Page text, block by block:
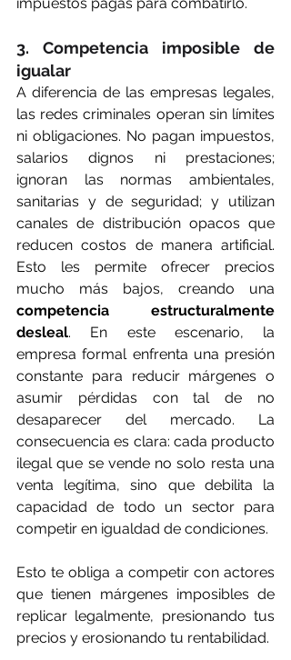
3. Competencia imposible de
igualar
A diferencia de las empresas legales,
las redes criminales operan sin límites
ni obligaciones. No pagan impuestos,
salarios dignos ni prestaciones;
ignoran las normas ambientales,
sanitarias y de seguridad; y utilizan
canales de distribución opacos que
reducen costos de manera artificial.
Esto les permite ofrecer precios
competencia estructuralmente
desleal. En este escenario, la
empresa formal enfrenta una presión
constante para reducir márgenes o
asumir pérdidas con tal de no
desaparecer del mercado. La
consecuencia es clara: cada producto
ilegal que se vende no solo resta una
venta legítima, sino que debilita la
capacidad de todo un sector para
competir en igualdad de condiciones.
Esto te obliga a competir con actores
que tienen márgenes imposibles de
replicar legalmente, presionando tus
precios y erosionando tu rentabilidad.